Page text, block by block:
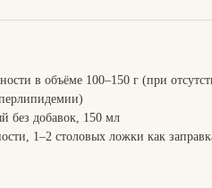
в объёме 100–150 г (при
без добавок, 150 мл
1–2 столовых ложки как